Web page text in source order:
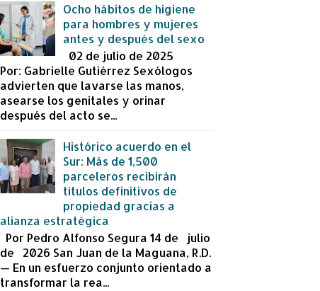
Ocho hábitos de higiene
para hombres y mujeres
antes y después del sexo
02 de julio de 2025
Por: Gabrielle Gutiérrez Sexólogos
advierten que lavarse las manos,
asearse los genitales y orinar
después del acto se...
Histórico acuerdo en el
Sur: Más de 1,500
parceleros recibirán
títulos definitivos de
propiedad gracias a
alianza estratégica
Por Pedro Alfonso Segura 14 de julio
de 2026 San Juan de la Maguana, R.D.
— En un esfuerzo conjunto orientado a
transformar la rea...